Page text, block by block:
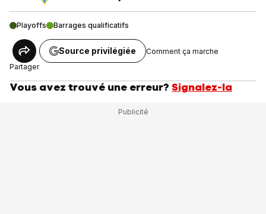
Playoffs Barrages qualificatifs
Partager
Source privilégiée Comment ça marche
Vous avez trouvé une erreur? Signalez-la